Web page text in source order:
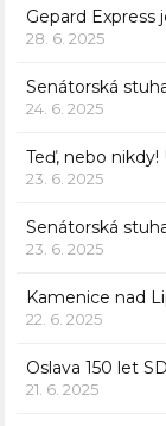
Gepard
28. 6. 2025
Senátorská
24. 6. 2025
Teď, nebo
23. 6. 2025
Senátorská
23. 6. 2025
Kamenice nad
22. 6. 2025
Oslava 150 let
21. 6. 2025